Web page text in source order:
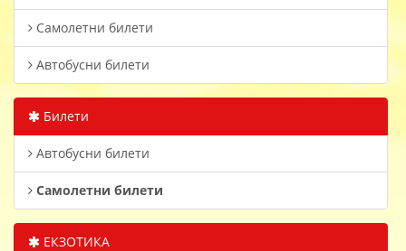
Самолетни билети
Автобусни билети
Билети
Автобусни билети
Самолетни билети
ЕКЗОТИКА